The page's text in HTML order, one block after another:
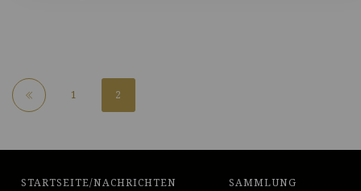
1 2
STARTSEITE/NACHRICHTEN
SAMMLUNG